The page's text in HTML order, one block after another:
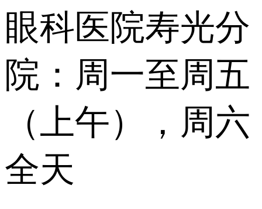
眼科医院寿光分
院：周一至周五
（上午），周六
全天